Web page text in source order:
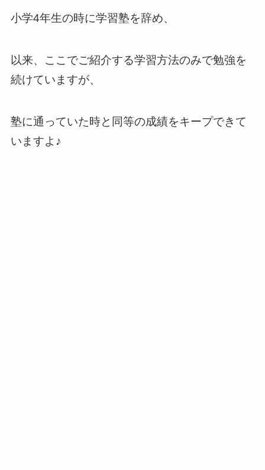
小学4年生の時に学習塾を辞め、
以来、ここでご紹介する学習方法のみで勉強を
続けていますが、
塾に通っていた時と同等の成績をキープできて
いますよ♪